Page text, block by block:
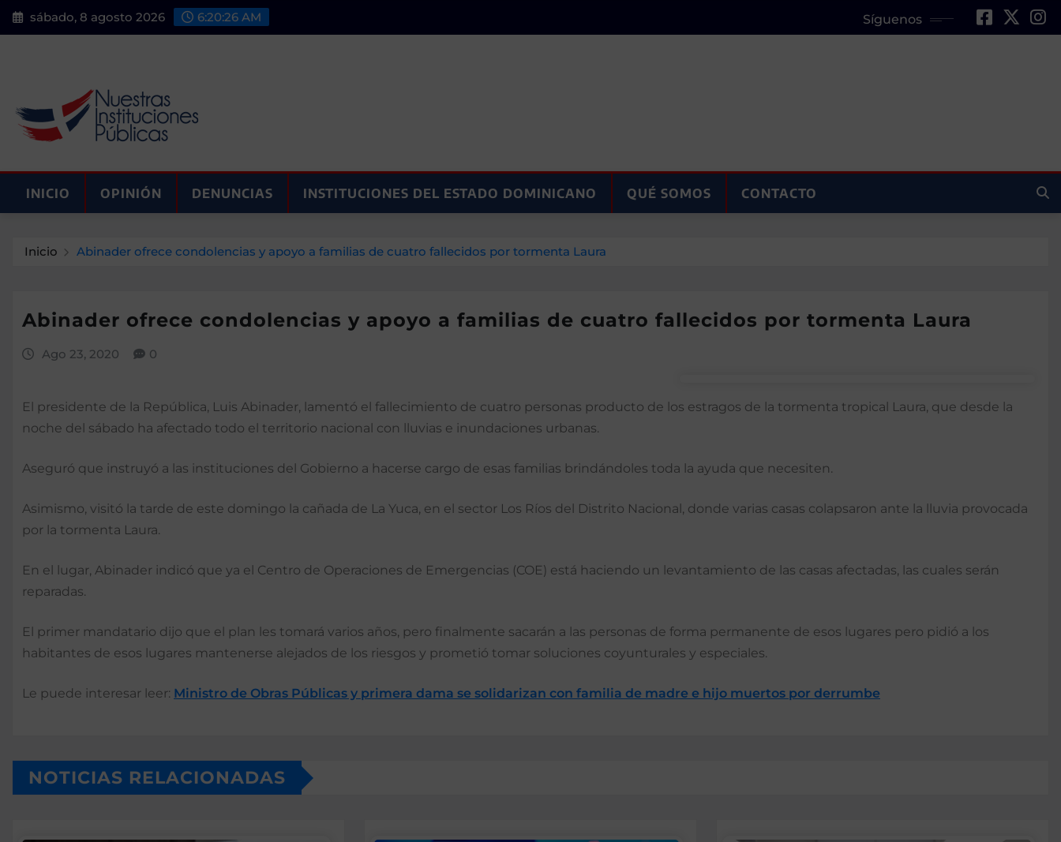
Saltar
al
sábado, 8 agosto 2026 6:20:27 AM Síguenos
INICIO OPINIÓN DENUNCIAS INSTITUCIONES DEL ESTADO DOMINICANO QUÉ SOMOS CONTACTO
Inicio Abinader ofrece condolencias y apoyo a familias de cuatro fallecidos por tormenta Laura
Abinader ofrece condolencias y apoyo a familias de cuatro fallecidos por tormenta Laura
Ago 23, 2020 0
El presidente de la República, Luis Abinader, lamentó el fallecimiento de cuatro personas producto de los estragos de la tormenta tropical Laura, que desde la
noche del sábado ha afectado todo el territorio nacional con lluvias e inundaciones urbanas.
Aseguró que instruyó a las instituciones del Gobierno a hacerse cargo de esas familias brindándoles toda la ayuda que necesiten.
Asimismo, visitó la tarde de este domingo la cañada de La Yuca, en el sector Los Ríos del Distrito Nacional, donde varias casas colapsaron ante la lluvia provocada
por la tormenta Laura.
En el lugar, Abinader indicó que ya el Centro de Operaciones de Emergencias (COE) está haciendo un levantamiento de las casas afectadas, las cuales serán
reparadas.
El primer mandatario dijo que el plan les tomará varios años, pero finalmente sacarán a las personas de forma permanente de esos lugares pero pidió a los
habitantes de esos lugares mantenerse alejados de los riesgos y prometió tomar soluciones coyunturales y especiales.
Le puede interesar leer: Ministro de Obras Públicas y primera dama se solidarizan con familia de madre e hijo muertos por derrumbe
NOTICIAS RELACIONADAS